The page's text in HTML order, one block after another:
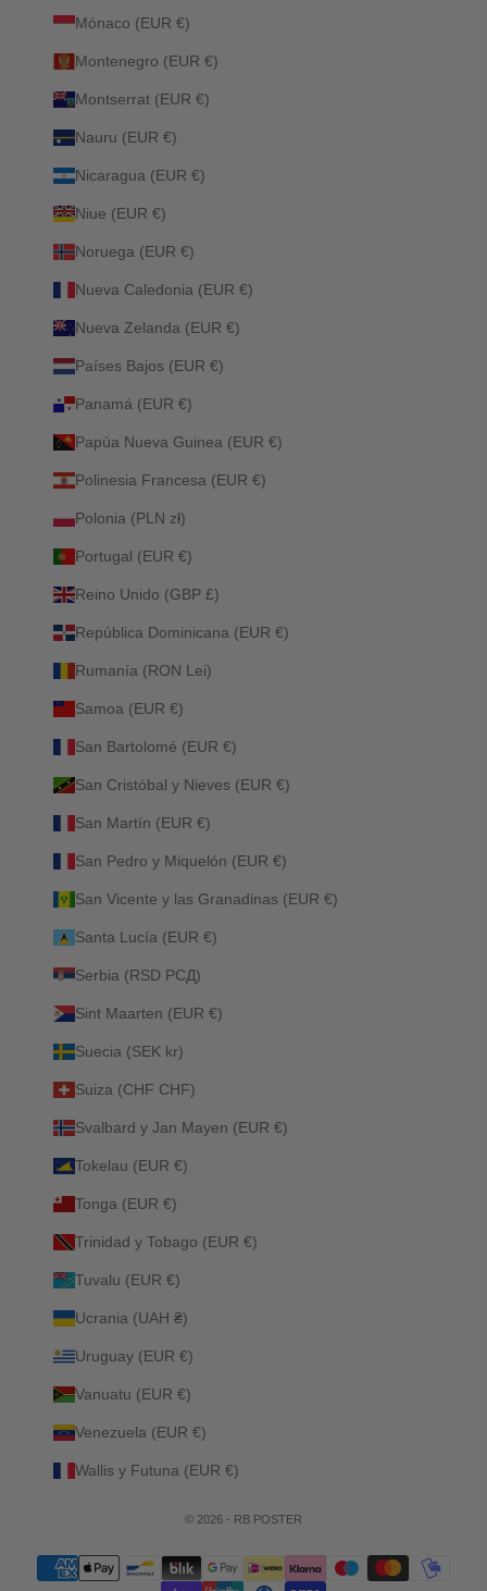
Mónaco (EUR €)
Montenegro (EUR €)
Montserrat (EUR €)
Nauru (EUR €)
Nicaragua (EUR €)
Niue (EUR €)
Noruega (EUR €)
Nueva Caledonia (EUR €)
Nueva Zelanda (EUR €)
Países Bajos (EUR €)
Panamá (EUR €)
Papúa Nueva Guinea (EUR €)
Polinesia Francesa (EUR €)
Polonia (PLN zł)
Portugal (EUR €)
Reino Unido (GBP £)
República Dominicana (EUR €)
Rumanía (RON Lei)
Samoa (EUR €)
San Bartolomé (EUR €)
San Cristóbal y Nieves (EUR €)
San Martín (EUR €)
San Pedro y Miquelón (EUR €)
San Vicente y las Granadinas (EUR €)
Santa Lucía (EUR €)
Serbia (RSD РСД)
Sint Maarten (EUR €)
Suecia (SEK kr)
Suiza (CHF CHF)
Svalbard y Jan Mayen (EUR €)
Tokelau (EUR €)
Tonga (EUR €)
Trinidad y Tobago (EUR €)
Tuvalu (EUR €)
Ucrania (UAH ₴)
Uruguay (EUR €)
Vanuatu (EUR €)
Venezuela (EUR €)
Wallis y Futuna (EUR €)
© 2026 - RB POSTER